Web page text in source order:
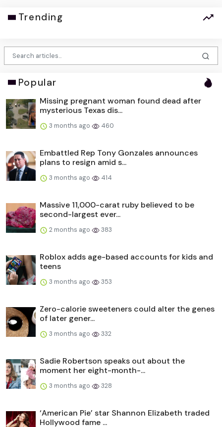
Trending
Popular
Missing pregnant woman found dead after
mysterious Texas dis...
3 months ago 460
Embattled Rep Tony Gonzales announces
plans to resign amid s...
3 months ago 414
Massive 11,000-carat ruby believed to be
second-largest ever...
2 months ago 383
Roblox adds age-based accounts for kids and
teens
3 months ago 353
Zero-calorie sweeteners could alter the genes
of later gener...
3 months ago 332
Sadie Robertson speaks out about the
moment her eight-month-...
3 months ago 328
‘American Pie’ star Shannon Elizabeth traded
Hollywood fame ...